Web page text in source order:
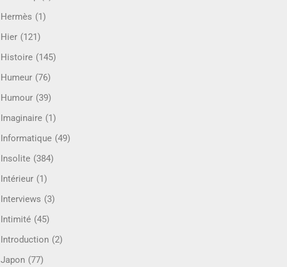
Hermès (1)
Hier (121)
Histoire (145)
Humeur (76)
Humour (39)
Imaginaire (1)
Informatique (49)
Insolite (384)
Intérieur (1)
Interviews (3)
Intimité (45)
Introduction (2)
Japon (77)